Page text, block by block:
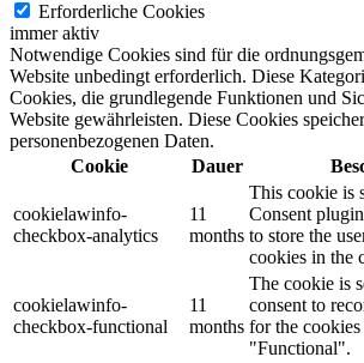
Erforderliche Cookies
immer aktiv
Notwendige Cookies sind für die
Website unbedingt erforderlich. Diese
Cookies, die grundlegende Funktionen und
Website gewährleisten. Diese Cookies
personenbezogenen Daten.
Cookie
Dauer
cookielawinfo-
checkbox-analytics
11
months
This cookie is
Consent
to store the
cookies in the
cookielawinfo-
checkbox-functional
11
months
The cookie is
consent to
for the
"Functional".